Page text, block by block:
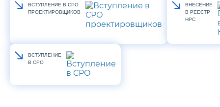
ВСТУПЛЕНИЕ В СРО
ПРОЕКТИРОВЩИКОВ
ВНЕСЕНИЕ
В РЕЕСТР
НРС
ВСТУПЛЕНИЕ
В СРО